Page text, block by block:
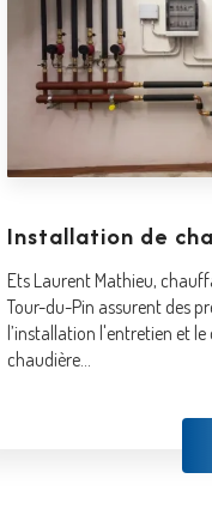
Installation de
Ets Laurent Mathieu,
Tour-du-Pin assurent des
l’installation l'entretien et
chaudière...